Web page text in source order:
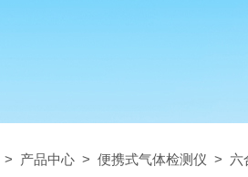
> 产品中心 > 便携式气体检测仪 > 六